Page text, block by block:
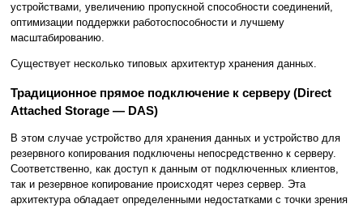
устройствами, увеличению пропускной способности соединений,
оптимизации поддержки работоспособности и лучшему
масштабированию.
Существует несколько типовых архитектур хранения данных.
Традиционное прямое подключение к серверу (Direct
Attached Storage — DAS)
В этом случае устройство для хранения данных и устройство для
резервного копирования подключены непосредственно к серверу.
Соответственно, как доступ к данным от подключенных клиентов,
так и резервное копирование происходят через сервер. Эта
архитектура обладает определенными недостатками с точки зрения